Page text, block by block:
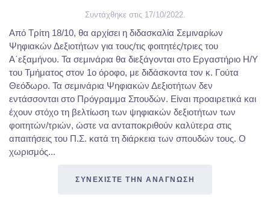
Συντάχθηκε στις 17/10/2022.
Από Τρίτη 18/10, θα αρχίσει η διδασκαλία Σεμιναρίων
Ψηφιακών Δεξιοτήτων για τους/τις φοιτητές/τριες του
Α΄εξαμήνου. Τα σεμινάρια θα διεξάγονται στο Εργαστήριο Η/Υ
του Τμήματος στον 1ο όροφο, με διδάσκοντα τον κ. Γούτα
Θεόδωρο. Τα σεμινάρια Ψηφιακών Δεξιοτήτων δεν
εντάσσονται στο Πρόγραμμα Σπουδών. Είναι προαιρετικά και
έχουν στόχο τη βελτίωση των ψηφιακών δεξιοτήτων των
φοιτητών/τριών, ώστε να ανταποκριθούν καλύτερα στις
απαιτήσεις του Π.Σ. κατά τη διάρκεια των σπουδών τους. Ο
χωρισμός...
ΣΥΝΕΧΙΣΤΕ ΤΗΝ ΑΝΑΓΝΩΣΗ